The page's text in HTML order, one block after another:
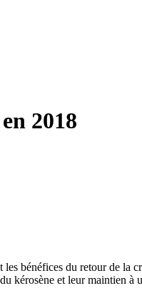
2018
bénéfices du retour de la
et leur maintien à